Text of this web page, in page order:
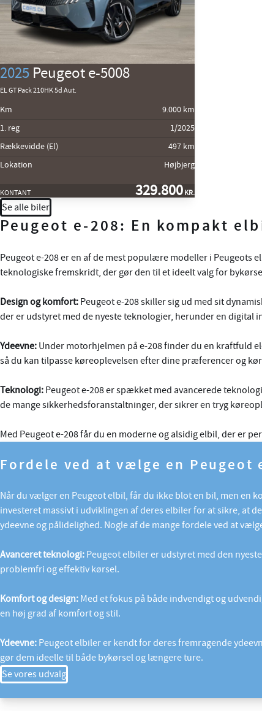
2025 Peugeot e-5008
EL GT Pack 210HK 5d Aut.
Km
9.000 km
1. reg
1/2025
Rækkevidde (El)
497 km
Lokation
Højbjerg
KONTANT 329.800 KR.
Se alle biler
Peugeot e-208: En kompakt
Peugeot e-208 er en af de mest populære modeller i
teknologiske fremskridt, der gør den til et ideelt valg for
Design og komfort: Peugeot e-208 skiller sig ud med sit
der er udstyret med de nyeste teknologier, herunder en
Ydeevne: Under motorhjelmen på e-208 finder du en kraftfuld
så du kan tilpasse køreoplevelsen efter dine præferencer og
Teknologi: Peugeot e-208 er spækket med avancerede
de mange sikkerhedsforanstaltninger, der sikrer en tryg
Med Peugeot e-208 får du en moderne og alsidig elbil, der er
Fordele ved at vælge en Peugeot
Når du vælger en Peugeot elbil, får du ikke blot en bil, men en
investeret massivt i udviklingen af deres elbiler for at sikre, at
ydeevne og pålidelighed. Nogle af de mange fordele ved at
Avanceret teknologi: Peugeot elbiler er udstyret med den
problemfri og effektiv kørsel.
Komfort og design: Med et fokus på både indvendigt og
en høj grad af komfort og stil.
Ydeevne: Peugeot elbiler er kendt for deres fremragende
gør dem ideelle til både bykørsel og længere ture.
Se vores udvalg